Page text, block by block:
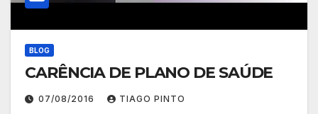
BLOG
CARÊNCIA DE PLANO DE SAÚDE
07/08/2016 TIAGO PINTO